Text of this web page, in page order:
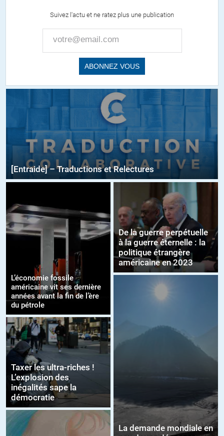
Suivez l'actu et ne ratez plus une publication
[Entraide] – Traductions et Relectures
L’économie fossile
américaine vit ses dernière
années avant la fin de l’ère
du pétrole
Taxer les ultra-riches !
L’explosion des
inégalités sape la
démocratie
De la guerre perpétuelle
à la guerre éternelle : la
politique étrangère
américaine en 2023
La demande mondiale en